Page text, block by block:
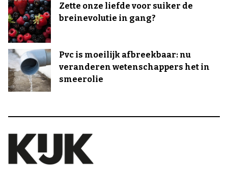
Zette onze liefde voor suiker de
breinevolutie in gang?
Pvc is moeilijk afbreekbaar: nu
veranderen wetenschappers het in
smeerolie